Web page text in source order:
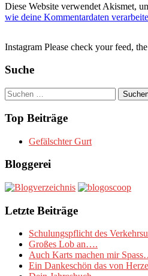
Diese Website verwendet Akismet,
wie deine Kommentardaten
Instagram Please check your feed,
Suche
Suchen
nach:
Top Beiträge
Gefälschter Gurt
Bloggerei
Letzte Beiträge
Schulungspflicht des
Großes Lob an….
Auch Karts machen mir
Ein Dankeschön das von